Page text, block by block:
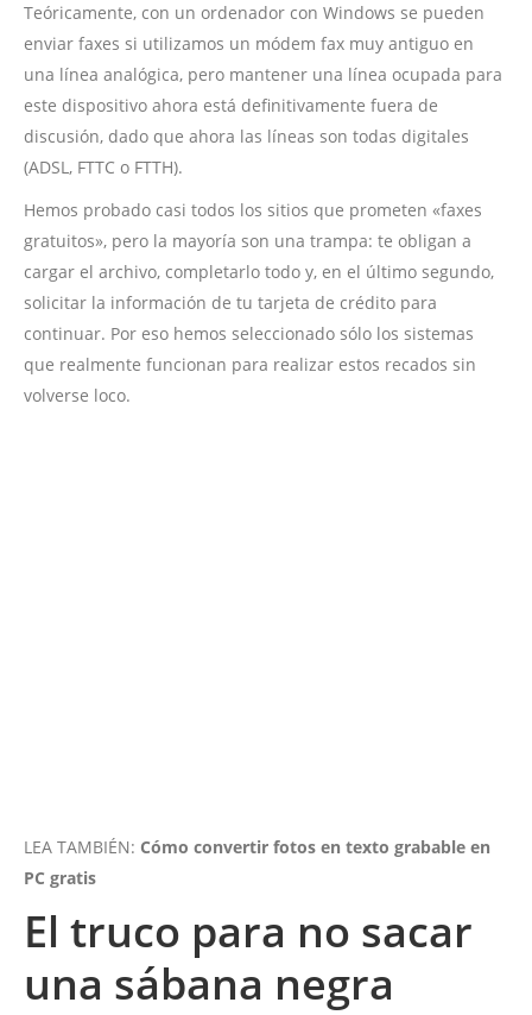
Teóricamente, con un ordenador con Windows se pueden
enviar faxes si utilizamos un módem fax muy antiguo en
una línea analógica, pero mantener una línea ocupada para
este dispositivo ahora está definitivamente fuera de
discusión, dado que ahora las líneas son todas digitales
(ADSL, FTTC o FTTH).
Hemos probado casi todos los sitios que prometen «faxes
gratuitos», pero la mayoría son una trampa: te obligan a
cargar el archivo, completarlo todo y, en el último segundo,
solicitar la información de tu tarjeta de crédito para
continuar. Por eso hemos seleccionado sólo los sistemas
que realmente funcionan para realizar estos recados sin
volverse loco.
LEA TAMBIÉN: Cómo convertir fotos en texto grabable en
PC gratis
El truco para no sacar
una sábana negra